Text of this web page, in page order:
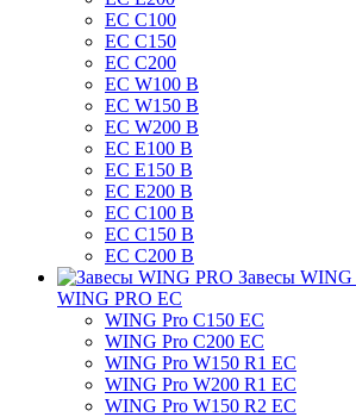
ЕС C100
EC C150
ЕС C200
ЕС W100 B
ЕС W150 B
ЕС W200 B
ЕС E100 B
ЕС E150 B
ЕС E200 B
ЕС C100 B
EC C150 B
ЕС C200 B
Завесы WING
WING PRO EC
WING Pro C150 EC
WING Pro C200 EC
WING Pro W150 R1 EC
WING Pro W200 R1 EC
WING Pro W150 R2 EC